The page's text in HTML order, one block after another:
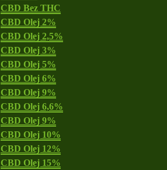
CBD Bez THC
CBD Olej 2%
CBD Olej 2,5%
CBD Olej 3%
CBD Olej 5%
CBD Olej 6%
CBD Olej 9%
CBD Olej 6,6%
CBD Olej 9%
CBD Olej 10%
CBD Olej 12%
CBD Olej 15%